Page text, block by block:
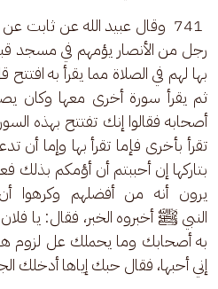
741  وقال عبيد الله عن
رجل من الأنصار يؤمهم في مسجد
بها لهم في الصلاة مما يقرأ به
ثم يقرأ سورة أخرى معها وكان
أصحابه فقالوا إنك تفتتح بهذه
تقرأ بأخرى فإما تقرأ بها وإما أن
بتاركها إن أحببتم أن أؤمكم بذلك
يرون أنه من أفضلهم وكرهوا
النبي ﷺ أخبروه الخبر، فقال: يا
به أصحابك وما يحملك عل لزوم
إني أحبها، فقال حبك إياها أدخلك